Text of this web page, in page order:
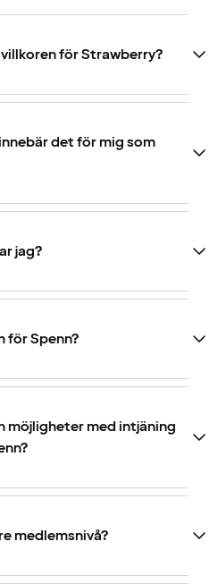
för Strawberry?
det för mig som
jag?
för Spenn?
möjligheter med intjäning
medlemsnivå?